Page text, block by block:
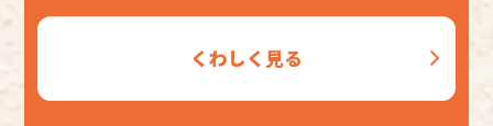
くわしく見る